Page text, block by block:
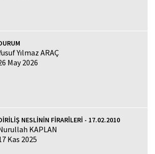
Yılmaz ARAÇ
May 2026
NESLİNİN FİRARÎLERİ - 17.02.2010
KAPLAN
Kas 2025